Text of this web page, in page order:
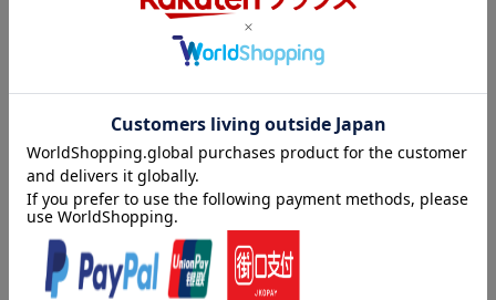
第1部 秩序と正義の実現
第2章 冷戦後の紛争と保護する責任
第3章 強制外交とは何か
第4章 軍事介入の正当性
第5章 暫定政府からの移行
第6章 公正な戦後賠償へ向けて
第7章 経済制裁
第8章 紛争予防・外交 紛争時の人間の安全保障
第9章 パワーシェアリング
第3部 復興と正義の実現
内容紹介（「BOOK」データベースより）
普遍的な正義の実現は可能かー。ウクライナやガザでの紛争を眼
前に、世界では自国中心主義的な風潮が高まっている。国際秩序
の安定を担うべき大国は、自己利益を理由とした武器供与や制
裁、安保理での拒否権行使などを通じて、こうした凄惨な紛争の
間接的な当事者とすらなっている。際限なく繰り広げられる暴力
の連鎖に、国際社会はもはや無力だろうかー。現代世界を取り巻
く複雑な問題群を丁寧に解きほぐしつつ、国際社会が担うべき正
義のあり方を志向した著者渾身の一冊。